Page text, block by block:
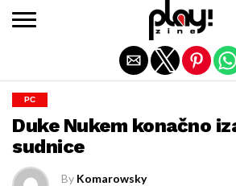
PC
Duke Nukem konačno
sudnice
By Komarowsky
Exit mobile version